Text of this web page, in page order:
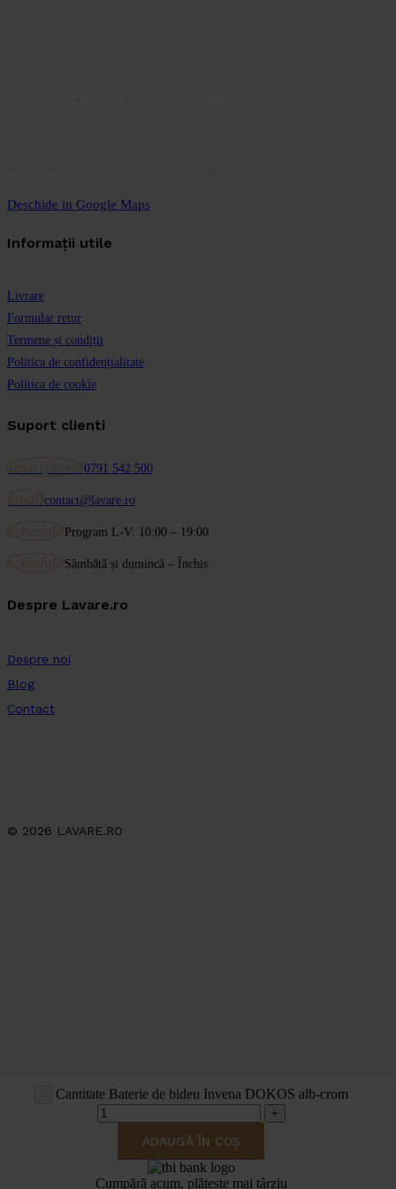
Cantitate Baterie de bideu Invena DOKOS alb-crom
ADAUGĂ ÎN COȘ
Cumpără acum, plătește mai târziu
Deschide in Google Maps
Informații utile
Livrare
Formular retur
Termene și condiții
Politica de confidențialitate
Politica de cookie
Suport clienti
0791 542 500
contact@lavare.ro
Program L-V: 10:00 – 19:00
Sâmbătă și dumincă – Închis
Despre Lavare.ro
Despre noi
Blog
Contact
© 2026 LAVARE.RO